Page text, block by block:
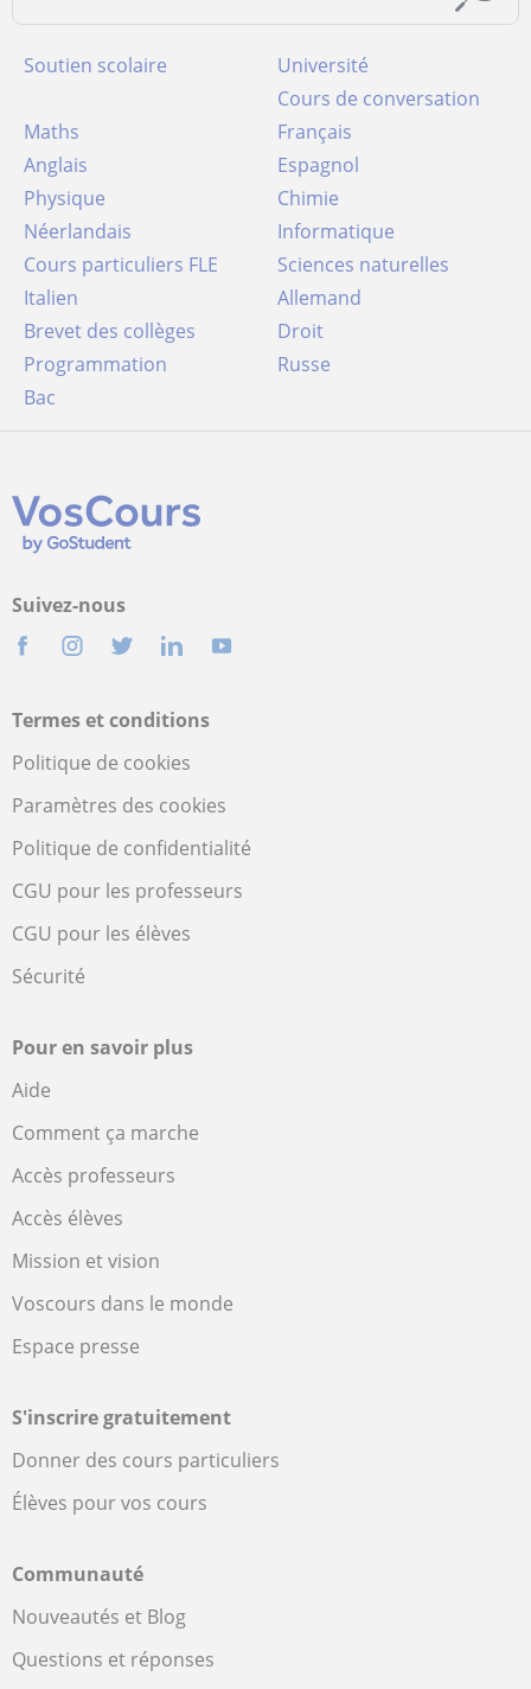
Soutien scolaire
Université
Cours de conversation
Maths
Français
Anglais
Espagnol
Physique
Chimie
Néerlandais
Informatique
Cours particuliers FLE
Sciences naturelles
Italien
Allemand
Brevet des collèges
Droit
Programmation
Russe
Bac
Suivez-nous
Termes et conditions
Politique de cookies
Paramètres des cookies
Politique de confidentialité
CGU pour les professeurs
CGU pour les élèves
Sécurité
Pour en savoir plus
Aide
Comment ça marche
Accès professeurs
Accès élèves
Mission et vision
Voscours dans le monde
Espace presse
S'inscrire gratuitement
Donner des cours particuliers
Élèves pour vos cours
Communauté
Nouveautés et Blog
Questions et réponses